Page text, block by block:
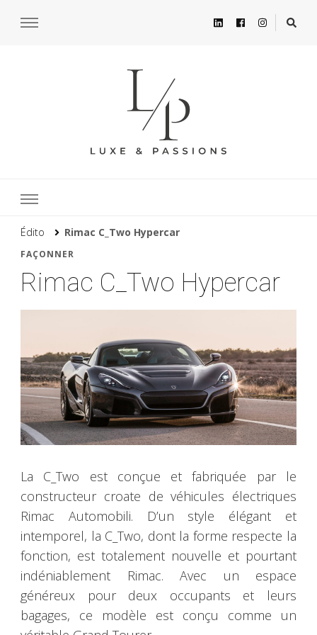
Édito Rimac C_Two Hypercar
FAÇONNER
Rimac C_Two Hypercar
La C_Two est conçue et fabriquée par le
constructeur croate de véhicules électriques
Rimac Automobili. D’un style élégant et
intemporel, la C_Two, dont la forme respecte la
fonction, est totalement nouvelle et pourtant
indéniablement Rimac. Avec un espace
généreux pour deux occupants et leurs
bagages, ce modèle est conçu comme un